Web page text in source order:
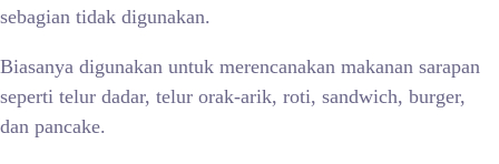
sebagian tidak digunakan.
Biasanya digunakan untuk merencanakan makanan sarapan
seperti telur dadar, telur orak-arik, roti, sandwich, burger,
dan pancake.